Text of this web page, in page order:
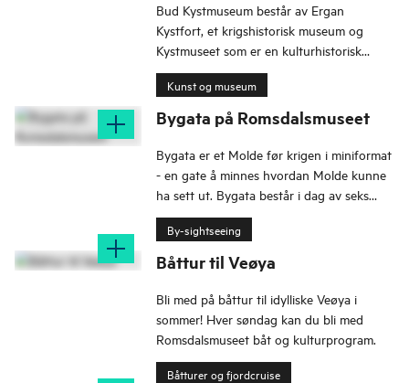
Bud Kystmuseum består av Ergan
Kystfort, et krigshistorisk museum og
Kystmuseet som er en kulturhistorisk
utstilling i to etasjer.
Kunst og museum
Bygata på Romsdalsmuseet
Bygata er et Molde før krigen i miniformat
- en gate å minnes hvordan Molde kunne
ha sett ut. Bygata består i dag av seks
hus, og prøver å gjenskape «Gamle Molde»
slik det kunne se ut i byens gater før
bybrannen i 1916 og bombingen i 1940.
By-sightseeing
Båttur til Veøya
Bli med på båttur til idylliske Veøya i
sommer! Hver søndag kan du bli med
Romsdalsmuseet båt og kulturprogram.
Båtturer og fjordcruise